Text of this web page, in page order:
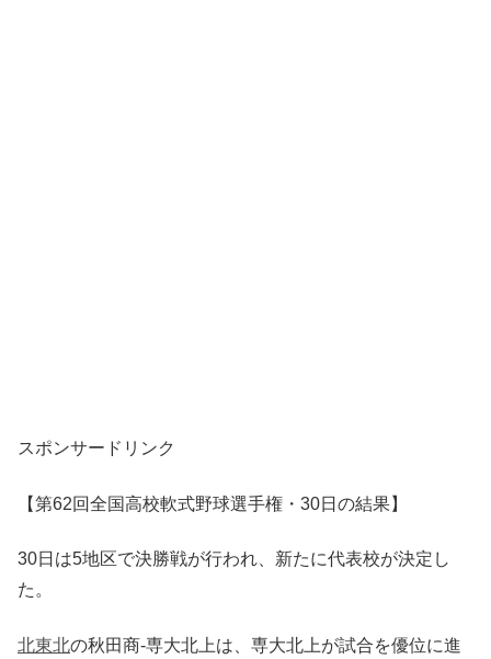
スポンサードリンク
【第62回全国高校軟式野球選手権・30日の結果】
30日は5地区で決勝戦が行われ、新たに代表校が決定し
た。
北東北の秋田商-専大北上は、専大北上が試合を優位に進